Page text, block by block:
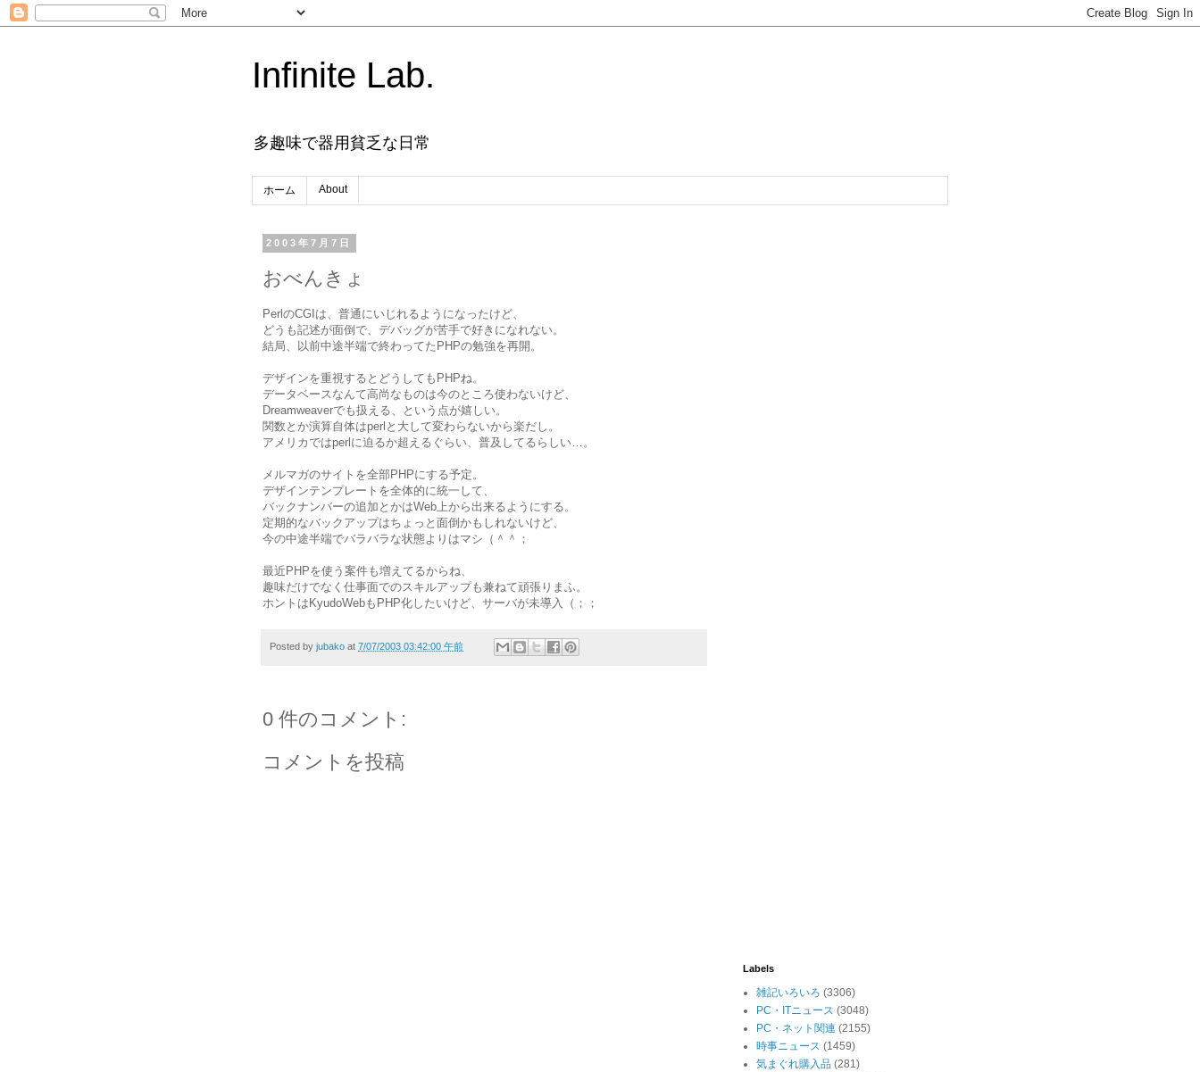
Infinite Lab.
多趣味で器用貧乏な日常
ホーム About
2003年7月7日
おべんきょ
PerlのCGIは、普通にいじれるようになったけど、
どうも記述が面倒で、デバッグが苦手で好きになれない。
結局、以前中途半端で終わってたPHPの勉強を再開。
デザインを重視するとどうしてもPHPね。
データベースなんて高尚なものは今のところ使わないけど、
Dreamweaverでも扱える、という点が嬉しい。
関数とか演算自体はperlと大して変わらないから楽だし。
アメリカではperlに迫るか超えるぐらい、普及してるらしい…。
メルマガのサイトを全部PHPにする予定。
デザインテンプレートを全体的に統一して、
バックナンバーの追加とかはWeb上から出来るようにする。
定期的なバックアップはちょっと面倒かもしれないけど、
今の中途半端でバラバラな状態よりはマシ（＾＾；
最近PHPを使う案件も増えてるからね、
趣味だけでなく仕事面でのスキルアップも兼ねて頑張りまふ。
ホントはKyudoWebもPHP化したいけど、サーバが未導入（；；
Posted by jubako at 7/07/2003 03:42:00 午前
0 件のコメント:
コメントを投稿
Labels
雑記いろいろ (3306)
PC・ITニュース (3048)
PC・ネット関連 (2155)
時事ニュース (1459)
気まぐれ購入品 (281)